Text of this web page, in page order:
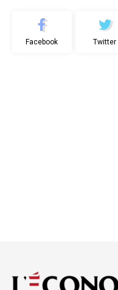
Facebook Twitter